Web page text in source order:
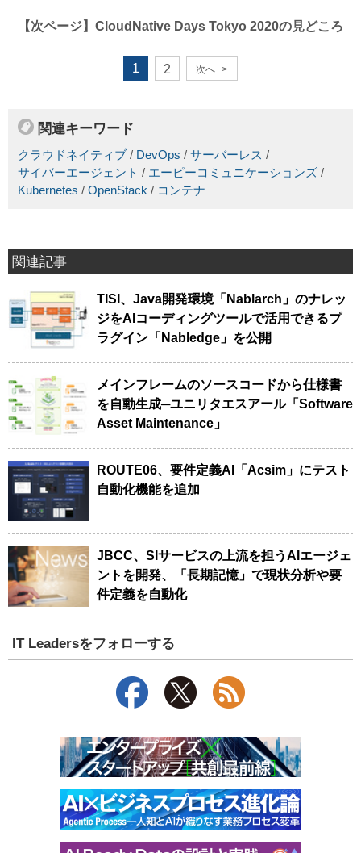
【次ページ】 CloudNative Days Tokyo 2020の見どころ
1 2 次へ >
関連キーワード
クラウドネイティブ / DevOps / サーバーレス /
サイバーエージェント / エーピーコミュニケーションズ /
Kubernetes / OpenStack / コンテナ
関連記事
TISI、Java開発環境「Nablarch」のナレッ
ジをAIコーディングツールで活用できるプ
ラグイン「Nabledge」を公開
メインフレームのソースコードから仕様書
を自動生成─ユニリタエスアール「Software
Asset Maintenance」
ROUTE06、要件定義AI「Acsim」にテスト
自動化機能を追加
JBCC、SIサービスの上流を担うAIエージェ
ントを開発、「長期記憶」で現状分析や要
件定義を自動化
IT Leadersをフォローする